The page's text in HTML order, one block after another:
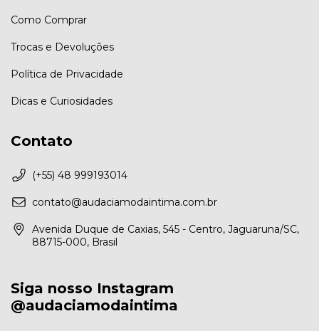
Como Comprar
Trocas e Devoluções
Política de Privacidade
Dicas e Curiosidades
Contato
(+55) 48 999193014
contato@audaciamodaintima.com.br
Avenida Duque de Caxias, 545 - Centro, Jaguaruna/SC,
88715-000, Brasil
Siga nosso Instagram
@audaciamodaintima